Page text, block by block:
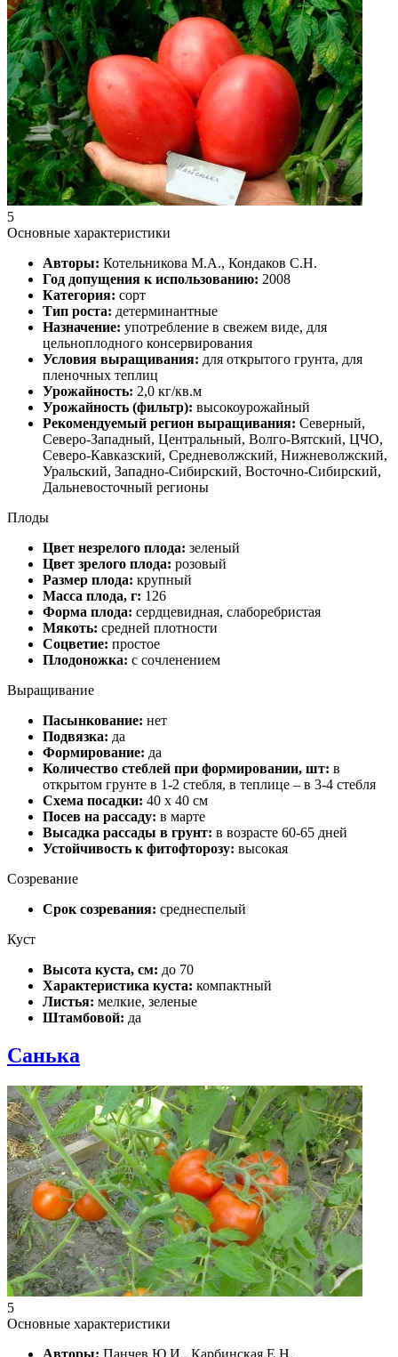
5
Основные характеристики
Авторы: Котельникова М.А., Кондаков С.Н.
Год допущения к использованию: 2008
Категория: сорт
Тип роста: детерминантные
Назначение: употребление в свежем виде, для
цельноплодного консервирования
Условия выращивания: для открытого грунта, для
пленочных теплиц
Урожайность: 2,0 кг/кв.м
Урожайность (фильтр): высокоурожайный
Рекомендуемый регион выращивания: Северный,
Северо-Западный, Центральный, Волго-Вятский, ЦЧО,
Северо-Кавказский, Средневолжский, Нижневолжский,
Уральский, Западно-Сибирский, Восточно-Сибирский,
Дальневосточный регионы
Плоды
Цвет незрелого плода: зеленый
Цвет зрелого плода: розовый
Размер плода: крупный
Масса плода, г: 126
Форма плода: сердцевидная, слаборебристая
Мякоть: средней плотности
Соцветие: простое
Плодоножка: с сочленением
Выращивание
Пасынкование: нет
Подвязка: да
Формирование: да
Количество стеблей при формировании, шт: в
открытом грунте в 1-2 стебля, в теплице – в 3-4 стебля
Схема посадки: 40 х 40 см
Посев на рассаду: в марте
Высадка рассады в грунт: в возрасте 60-65 дней
Устойчивость к фитофторозу: высокая
Созревание
Срок созревания: среднеспелый
Куст
Высота куста, см: до 70
Характеристика куста: компактный
Листья: мелкие, зеленые
Штамбовой: да
Санька
5
Основные характеристики
Авторы: Панчев Ю.И., Карбинская Е.Н.